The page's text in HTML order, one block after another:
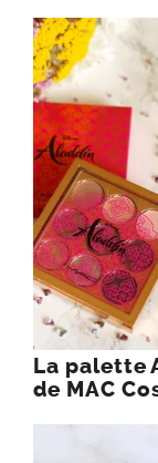
La palette
de MAC